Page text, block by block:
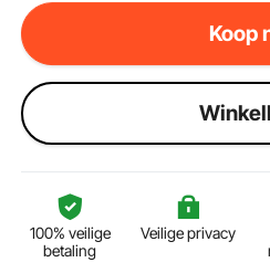
Koop
100% veilige
betaling
Veilige privacy